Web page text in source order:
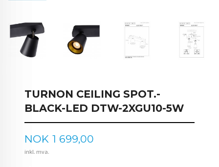
TURNON CEILING SPOT.-
BLACK-LED DTW-2XGU10-5W
Pris
NOK 1 699,00
inkl. mva.